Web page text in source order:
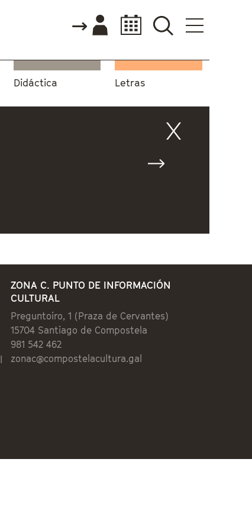
Didáctica Letras
ZONA C. PUNTO DE INFORMACIÓN
CULTURAL
Preguntoiro, 1 (Praza de Cervantes)
15704 Santiago de Compostela
981 542 462
zonac@compostelacultura.gal